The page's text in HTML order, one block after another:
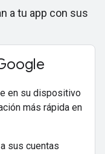
a tu app con sus
en su dispositivo
más rápida en
sus cuentas